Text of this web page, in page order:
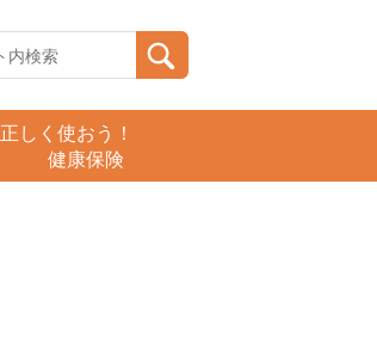
正しく使おう！
健康保険